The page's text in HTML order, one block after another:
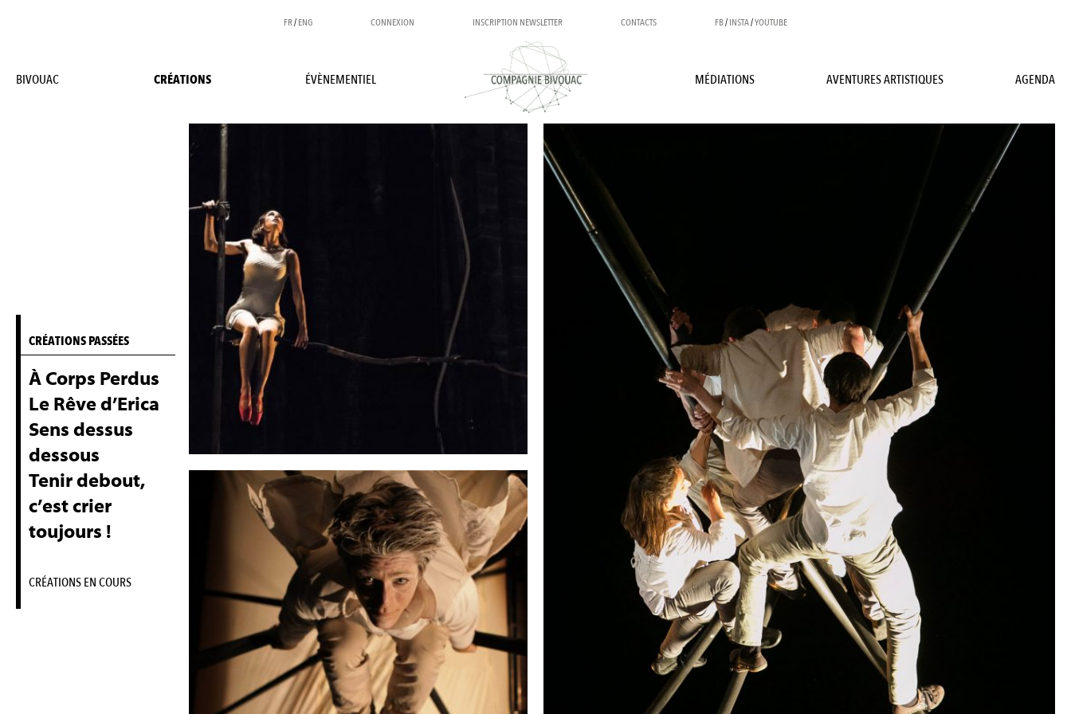
FR/ENG CONNEXION INSCRIPTION NEWSLETTER CONTACTS FB/INSTA/YOUTUBE
BIVOUAC CRÉATIONS ÉVÈNEMENTIEL MÉDIATIONS AVENTURES ARTISTIQUES AGENDA
CRÉATIONS PASSÉES
À Corps Perdus
Le Rêve d’Erica
Sens dessus
dessous
Tenir debout,
c’est crier
toujours !
CRÉATIONS EN COURS